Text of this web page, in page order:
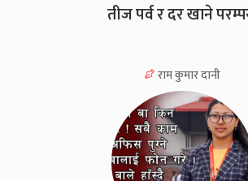
तीज पर्व र दर खाने
राम कुमार दानी